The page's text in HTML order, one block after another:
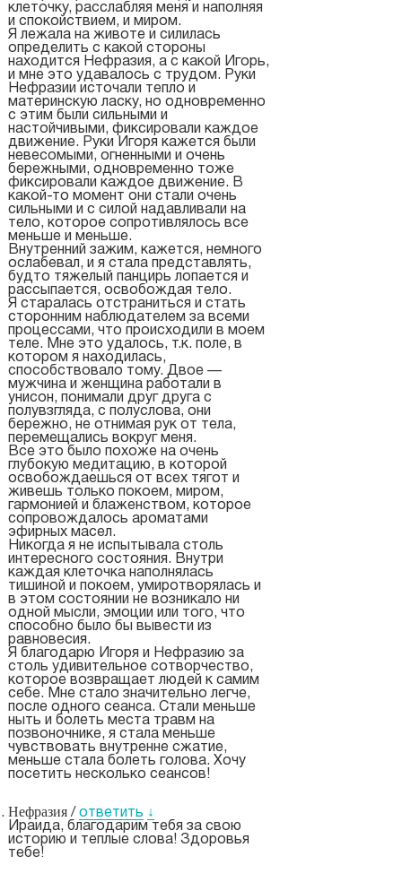
клеточку, расслабляя меня и наполняя
и спокойствием, и миром.
Я лежала на животе и силилась
определить с какой стороны
находится Нефразия, а с какой Игорь,
и мне это удавалось с трудом. Руки
Нефразии источали тепло и
материнскую ласку, но одновременно
с этим были сильными и
настойчивыми, фиксировали каждое
движение. Руки Игоря кажется были
невесомыми, огненными и очень
бережными, одновременно тоже
фиксировали каждое движение. В
какой-то момент они стали очень
сильными и с силой надавливали на
тело, которое сопротивлялось все
меньше и меньше.
Внутренний зажим, кажется, немного
ослабевал, и я стала представлять,
будто тяжелый панцирь лопается и
рассыпается, освобождая тело.
Я старалась отстраниться и стать
сторонним наблюдателем за всеми
процессами, что происходили в моем
теле. Мне это удалось, т.к. поле, в
котором я находилась,
способствовало тому. Двое —
мужчина и женщина работали в
унисон, понимали друг друга с
полувзгляда, с полуслова, они
бережно, не отнимая рук от тела,
перемещались вокруг меня.
Все это было похоже на очень
глубокую медитацию, в которой
освобождаешься от всех тягот и
живешь только покоем, миром,
гармонией и блаженством, которое
сопровождалось ароматами
эфирных масел.
Никогда я не испытывала столь
интересного состояния. Внутри
каждая клеточка наполнялась
тишиной и покоем, умиротворялась и
в этом состоянии не возникало ни
одной мысли, эмоции или того, что
способно было бы вывести из
равновесия.
Я благодарю Игоря и Нефразию за
столь удивительное сотворчество,
которое возвращает людей к самим
себе. Мне стало значительно легче,
после одного сеанса. Стали меньше
ныть и болеть места травм на
позвоночнике, я стала меньше
чувствовать внутренне сжатие,
меньше стала болеть голова. Хочу
посетить несколько сеансов!
Нефразия / ответить ↓
Ираида, благодарим тебя за свою
историю и теплые слова! Здоровья
тебе!